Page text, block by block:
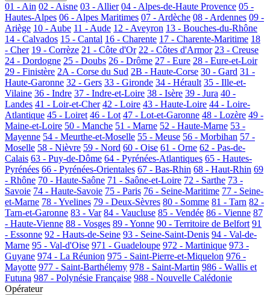
01 - Ain 02 - Aisne 03 - Allier 04 - Alpes-de-Haute Provence 05 -
Hautes-Alpes 06 - Alpes Maritimes 07 - Ardèche 08 - Ardennes 09 -
Ariège 10 - Aube 11 - Aude 12 - Aveyron 13 - Bouches-du-Rhône
14 - Calvados 15 - Cantal 16 - Charente 17 - Charente-Maritime 18
- Cher 19 - Corrèze 21 - Côte d'Or 22 - Côtes d'Armor 23 - Creuse
24 - Dordogne 25 - Doubs 26 - Drôme 27 - Eure 28 - Eure-et-Loir
29 - Finistère 2A - Corse du Sud 2B - Haute-Corse 30 - Gard 31 -
Haute-Garonne 32 - Gers 33 - Gironde 34 - Hérault 35 - Ille-et-
Vilaine 36 - Indre 37 - Indre-et-Loire 38 - Isère 39 - Jura 40 -
Landes 41 - Loir-et-Cher 42 - Loire 43 - Haute-Loire 44 - Loire-
Atlantique 45 - Loiret 46 - Lot 47 - Lot-et-Garonne 48 - Lozère 49 -
Maine-et-Loire 50 - Manche 51 - Marne 52 - Haute-Marne 53 -
Mayenne 54 - Meurthe-et-Moselle 55 - Meuse 56 - Morbihan 57 -
Moselle 58 - Nièvre 59 - Nord 60 - Oise 61 - Orne 62 - Pas-de-
Calais 63 - Puy-de-Dôme 64 - Pyrénées-Atlantiques 65 - Hautes-
Pyrénées 66 - Pyrénées-Orientales 67 - Bas-Rhin 68 - Haut-Rhin 69
- Rhône 70 - Haute-Saône 71 - Saône-et-Loire 72 - Sarthe 73 -
Savoie 74 - Haute-Savoie 75 - Paris 76 - Seine-Maritime 77 - Seine-
et-Marne 78 - Yvelines 79 - Deux-Sèvres 80 - Somme 81 - Tarn 82 -
Tarn-et-Garonne 83 - Var 84 - Vaucluse 85 - Vendée 86 - Vienne 87
- Haute-Vienne 88 - Vosges 89 - Yonne 90 - Territoire de Belfort 91
- Essonne 92 - Hauts-de-Seine 93 - Seine-Saint-Denis 94 - Val-de-
Marne 95 - Val-d'Oise 971 - Guadeloupe 972 - Martinique 973 -
Guyane 974 - La Réunion 975 - Saint-Pierre-et-Miquelon 976 -
Mayotte 977 - Saint-Barthélemy 978 - Saint-Martin 986 - Wallis et
Futuna 987 - Polynésie Française 988 - Nouvelle Calédonie
Opérateur